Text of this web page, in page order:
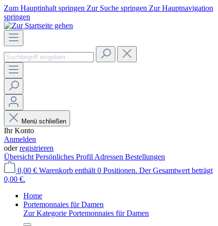
Zum Hauptinhalt springen Zur Suche springen Zur Hauptnavigation
springen
Menü schließen
Ihr Konto
Anmelden
oderregistrieren
Übersicht Persönliches Profil Adressen Bestellungen
0,00 € Warenkorb enthält 0 Positionen. Der Gesamtwert beträgt
0,00 €.
Home
Portemonnaies für Damen
Zur Kategorie Portemonnaies für Damen